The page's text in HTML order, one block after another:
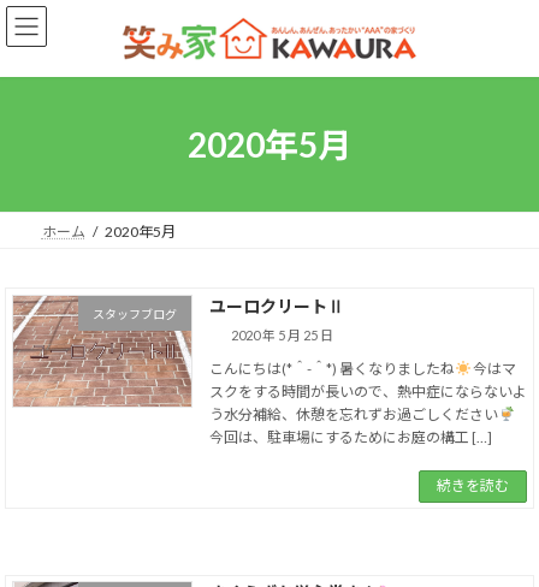
コ
ン
ン
ナ
ビ
ー
2020年5月
ホーム 2020年5月
スタッフブログ ユーロクリートⅡ
2020 年 5 月 25 日
こんにちは(*＾-＾*) 暑くなりましたね
今はマ
スクをする時間が長いので、熱中症にならないよ
う水分補給、休憩を忘れずお過ごしください
今回は、駐車場にするためにお庭の構工 […]
続きを読む